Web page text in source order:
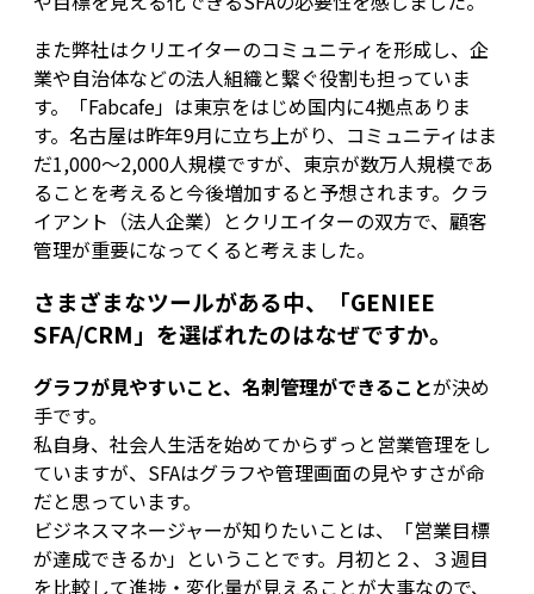
また弊社はクリエイターのコミュニティを形成し、企
業や自治体などの法人組織と繋ぐ役割も担っていま
す。「Fabcafe」は東京をはじめ国内に4拠点ありま
す。名古屋は昨年9月に立ち上がり、コミュニティはま
だ1,000〜2,000人規模ですが、東京が数万人規模であ
ることを考えると今後増加すると予想されます。クラ
イアント（法人企業）とクリエイターの双方で、顧客
管理が重要になってくると考えました。
さまざまなツールがある中、「GENIEE
SFA/CRM」を選ばれたのはなぜですか。
グラフが見やすいこと、名刺管理ができることが決め
手です。
私自身、社会人生活を始めてからずっと営業管理をし
ていますが、SFAはグラフや管理画面の見やすさが命
だと思っています。
ビジネスマネージャーが知りたいことは、「営業目標
が達成できるか」ということです。月初と２、３週目
を比較して進捗・変化量が見えることが大事なので、